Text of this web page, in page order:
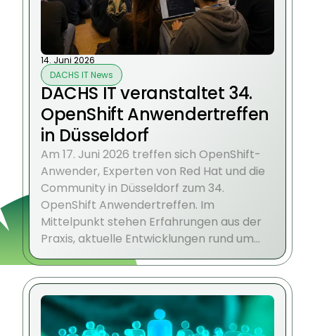
14. Juni 2026
DACHS IT News
DACHS IT veranstaltet 34.
OpenShift Anwendertreffen
in Düsseldorf
Am 17. Juni 2026 treffen sich OpenShift-
Anwender, Experten von Red Hat und die
Community in Düsseldorf zum 34.
OpenShift Anwendertreffen. Im
Mittelpunkt stehen Erfahrungen aus der
Praxis, aktuelle Entwicklungen rund um
OpenShift sowie der persönliche